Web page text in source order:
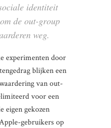
identiteit
de out-group
weg.
experimenten door
blijken een
van out-
voor een
eigen gekozen
gebruikers op